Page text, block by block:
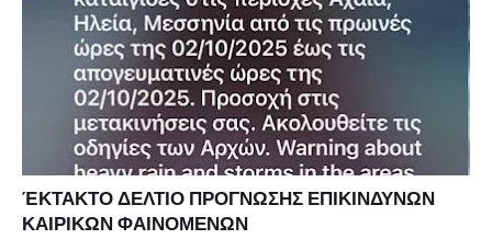
ΈΚΤΑΚΤΟ ΔΕΛΤΙΟ ΠΡΟΓΝΩΣΗΣ ΕΠΙΚΙΝΔΥΝΩΝ
ΚΑΙΡΙΚΩΝ ΦΑΙΝΟΜΕΝΩΝ